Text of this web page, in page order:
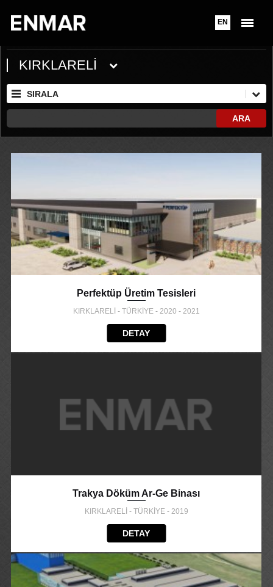
EN
KIRKLARELİ
SIRALA
ARA
Perfektüp Üretim Tesisleri
KIRKLARELİ - TÜRKİYE - 2020 - 2021
DETAY
Trakya Döküm Ar-Ge Binası
KIRKLARELİ - TÜRKİYE - 2019
DETAY